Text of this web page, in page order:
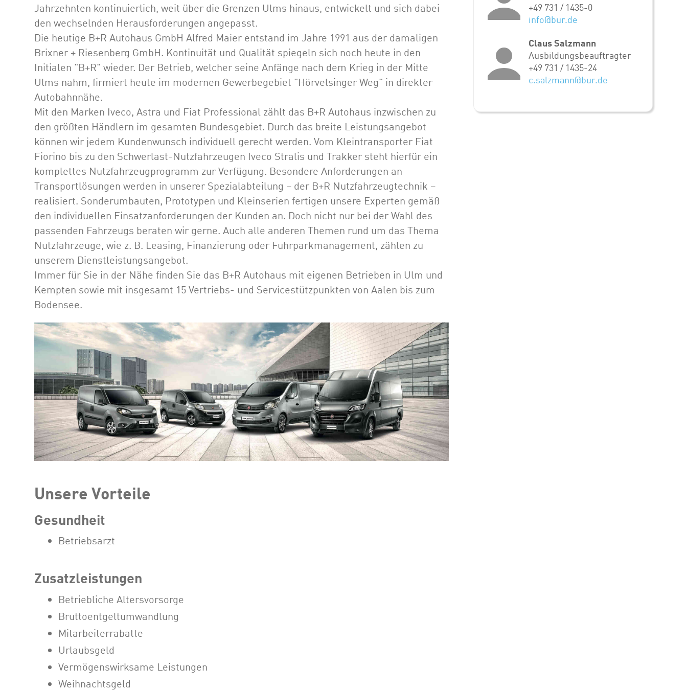
Jahrzehnten kontinuierlich, weit über die Grenzen Ulms hinaus, entwickelt und sich dabei
den wechselnden Herausforderungen angepasst.
Die heutige B+R Autohaus GmbH Alfred Maier entstand im Jahre 1991 aus der damaligen
Brixner + Riesenberg GmbH. Kontinuität und Qualität spiegeln sich noch heute in den
Initialen "B+R" wieder. Der Betrieb, welcher seine Anfänge nach dem Krieg in der Mitte
Ulms nahm, firmiert heute im modernen Gewerbegebiet "Hörvelsinger Weg" in direkter
Autobahnnähe.
Mit den Marken Iveco, Astra und Fiat Professional zählt das B+R Autohaus inzwischen zu
den größten Händlern im gesamten Bundesgebiet. Durch das breite Leistungsangebot
können wir jedem Kundenwunsch individuell gerecht werden. Vom Kleintransporter Fiat
Fiorino bis zu den Schwerlast-Nutzfahrzeugen Iveco Stralis und Trakker steht hierfür ein
komplettes Nutzfahrzeugprogramm zur Verfügung. Besondere Anforderungen an
Transportlösungen werden in unserer Spezialabteilung – der B+R Nutzfahrzeugtechnik –
realisiert. Sonderumbauten, Prototypen und Kleinserien fertigen unsere Experten gemäß
den individuellen Einsatzanforderungen der Kunden an. Doch nicht nur bei der Wahl des
passenden Fahrzeugs beraten wir gerne. Auch alle anderen Themen rund um das Thema
Nutzfahrzeuge, wie z. B. Leasing, Finanzierung oder Fuhrparkmanagement, zählen zu
unserem Dienstleistungsangebot.
Immer für Sie in der Nähe finden Sie das B+R Autohaus mit eigenen Betrieben in Ulm und
Kempten sowie mit insgesamt 15 Vertriebs- und Servicestützpunkten von Aalen bis zum
Bodensee.
Unsere Vorteile
Gesundheit
Betriebsarzt
Zusatzleistungen
Betriebliche Altersvorsorge
Bruttoentgeltumwandlung
Mitarbeiterrabatte
Urlaubsgeld
Vermögenswirksame Leistungen
Weihnachtsgeld
+49 731 / 1435-0
info@bur.de
Claus Salzmann
Ausbildungsbeauftragter
+49 731 / 1435-24
c.salzmann@bur.de